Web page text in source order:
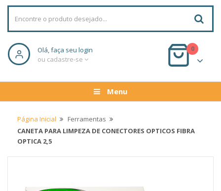
Olá, faça seu login
ou cadastre-se
0
Menu
Página Inicial
Ferramentas
CANETA PARA LIMPEZA DE CONECTORES OPTICOS FIBRA
OPTICA 2,5